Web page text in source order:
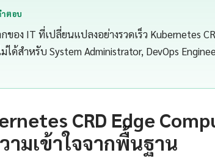
ตอบ
ของ IT ที่เปลี่ยนแปลงอย่างรวดเร็ว Kubernetes
ได้สำหรับ System Administrator, DevOps
CRD Edge
ามเข้าใจจากพื้นฐาน